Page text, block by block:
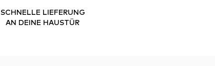
SCHNELLE LIEFERUNG
AN DEINE HAUSTÜR